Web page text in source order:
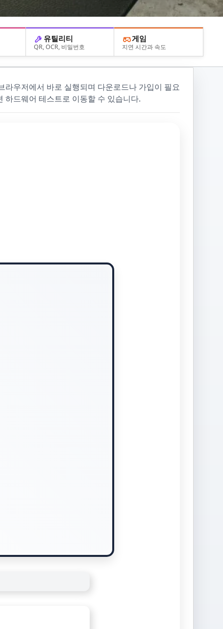
유틸리티
QR, OCR, 비밀번호
게임
지연 시간과 속도
라우저에서 바로 실행되며 다운로드나 가입이 필요
하드웨어 테스트로 이동할 수 있습니다.